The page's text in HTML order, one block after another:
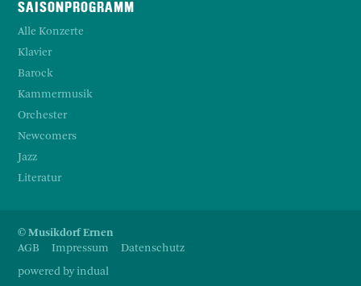
SAISONPROGRAMM
Alle Konzerte
Klavier
Barock
Kammermusik
Orchester
Newcomers
Jazz
Literatur
© Musikdorf Ernen
AGB
Impressum
Datenschutz
powered by indual